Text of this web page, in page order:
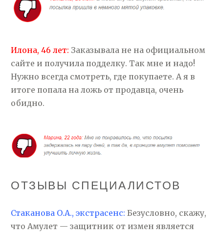
Илона, 46 лет: Заказывала не на официальном
сайте и получила подделку. Так мне и надо!
Нужно всегда смотреть, где покупаете. А я в
итоге попала на ложь от продавца, очень
обидно.
ОТЗЫВЫ СПЕЦИАЛИСТОВ
Стаканова О.А., экстрасенс: Безусловно, скажу,
что Амулет — защитник от измен является